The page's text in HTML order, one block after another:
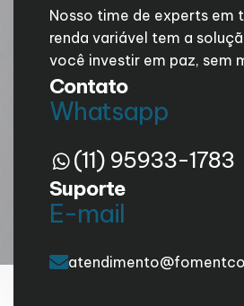
Nosso time de experts em
renda variável tem a
você investir em paz, sem
Contato
Whatsapp
(11) 95933-1783
Suporte
E-mail